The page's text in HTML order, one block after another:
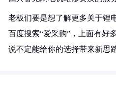
老板们要是想了解更多关于锂
百度搜索“爱采购”，上面有好
说不定能给你的选择带来新思